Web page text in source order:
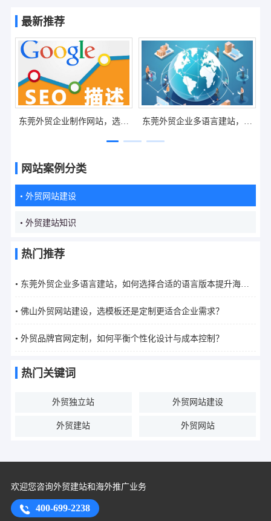
最新推荐
业制作网站，选模
东莞外贸企业多语言建站，如
外市场覆盖？
佛山外贸网站
网站案例分类
• 外贸网站建设
• 外贸建站知识
热门推荐
• 东莞外贸企业多语言建站，如何选择合适的语言版本提升海外
• 佛山外贸网站建设，选模板还是定制更适合企业需求？
• 外贸品牌官网定制，如何平衡个性化设计与成本控制？
热门关键词
外贸独立站 外贸网站建设
外贸建站 外贸网站
欢迎您咨询外贸建站和海外推广业务
400-699-2238